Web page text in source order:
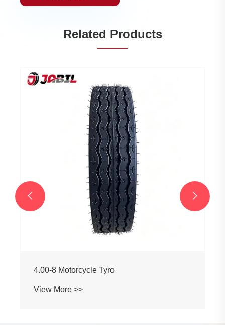
Related Products
4.00-8 Motorcycle Tyro
View More >>
 